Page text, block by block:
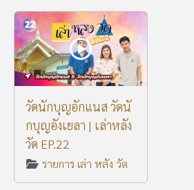
วัดนักบุญอักแนส วัดนั
กบุญอังเยลา | เล่าหลัง
วัด EP.22
รายการ เล่า หลัง วัด